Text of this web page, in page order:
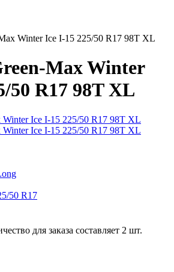
Winter Ice I-15 225/50 R17 98T XL
Max Winter
50 R17 98T XL
50 R17
для заказа составляет 2 шт.